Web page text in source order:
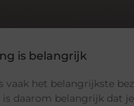
is belangrijk
vaak het belangrijkste
is daarom belangrijk dat